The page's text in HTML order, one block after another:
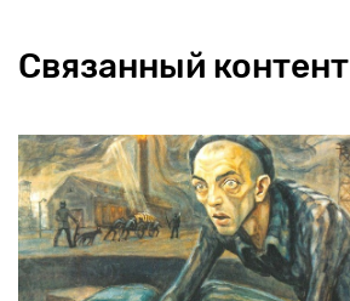
Связанный контент